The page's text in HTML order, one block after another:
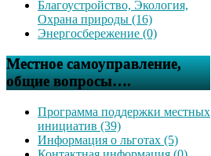
Благоустройство, Экология,
Охрана природы (16)
Энергосбережение (0)
Местное самоуправление,
общие вопросы….
Программа поддержки местных
инициатив (39)
Информация о льготах (5)